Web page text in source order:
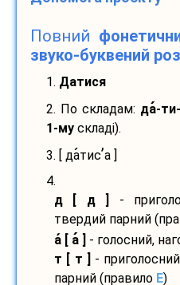
Повний
звуко-буквений
1. Датися
2. По складам: да-ти-
1-му складі).
3. [ датис’а ]
4.
д [ д ]
-
твердий парний
а [ а - голосний,
т [ т ]
-
парний (правило E)